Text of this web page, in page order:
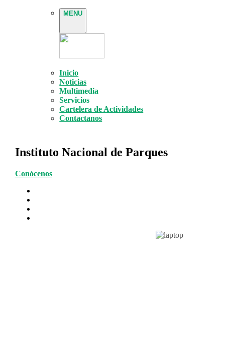
MENU
Inicio
Noticias
Multimedia
Servicios
Cartelera de Actividades
Contactanos
Instituto Nacional de Parques
Conócenos